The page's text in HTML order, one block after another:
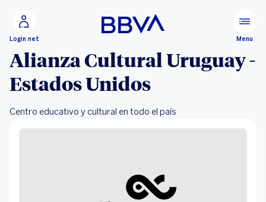
Configurar
Login net Menu
Alianza Cultural Uruguay -
Estados Unidos
Centro educativo y cultural en todo el país